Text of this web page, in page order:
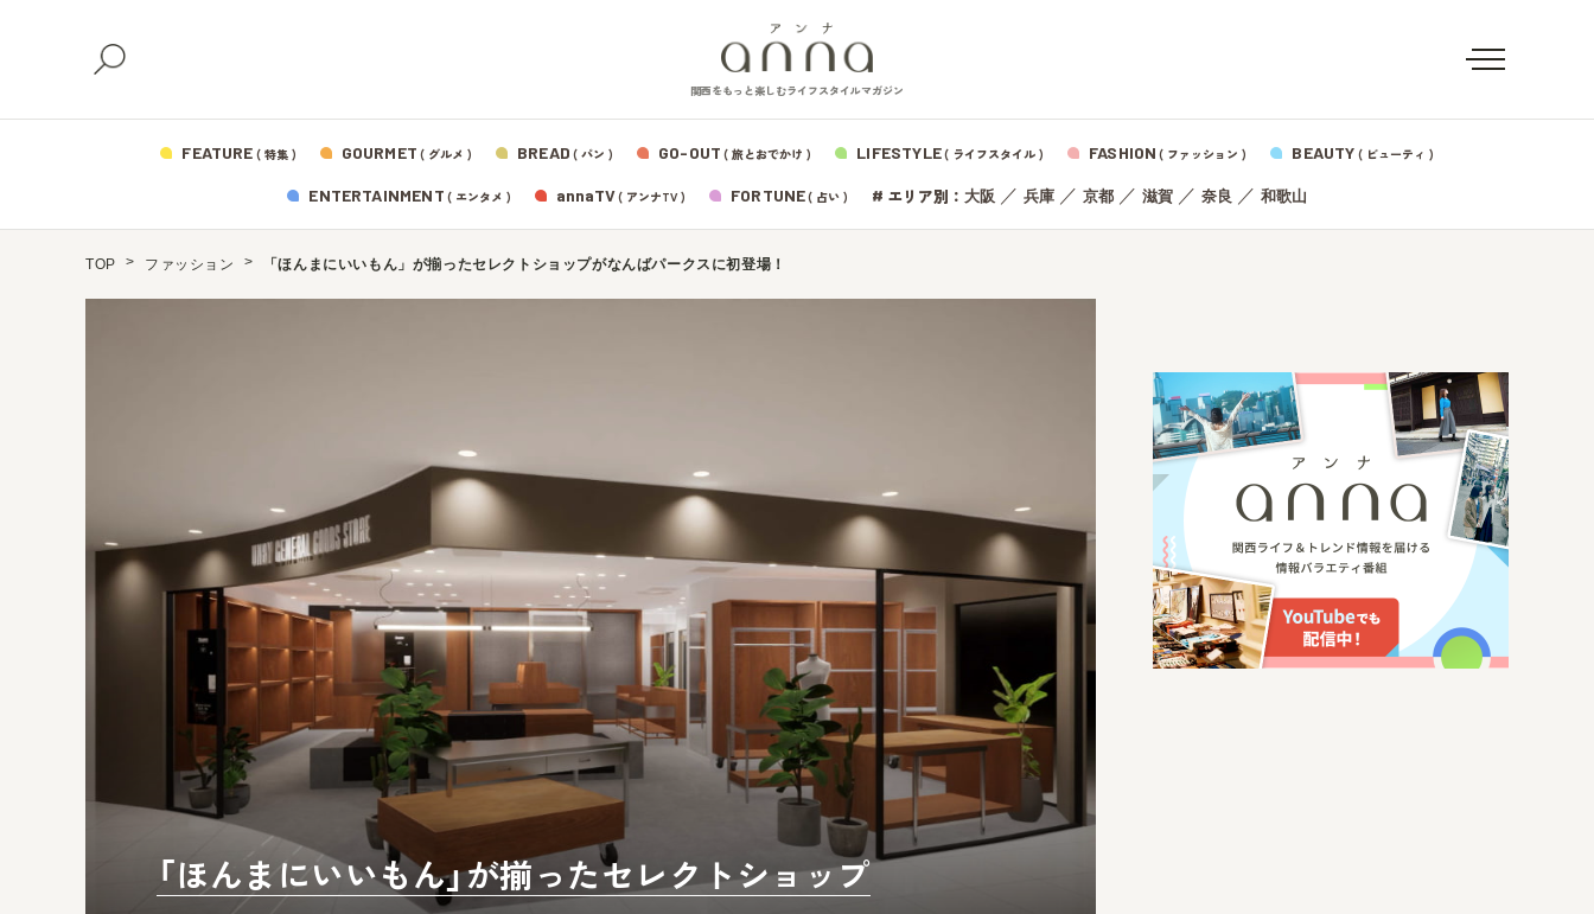
関西をもっと楽しむライフスタイルマガジン
FEATURE ( 特集 ) GOURMET ( グルメ ) BREAD ( パン ) GO-OUT ( 旅とおでかけ ) LIFESTYLE( ライフスタイル ) FASHION ( ファッション ) BEAUTY ( ビューティ )
ENTERTAINMENT ( エンタメ ) annaTV( アンナTV ) FORTUNE( 占い ) # エリア別： 大阪 ／ 兵庫／ 京都／ 滋賀／ 奈良 ／ 和歌山
TOP ファッション 「ほんまにいいもん」が揃ったセレクトショップがなんばパークスに初登場！
「ほんまにいいもん」が揃ったセレクトショップ